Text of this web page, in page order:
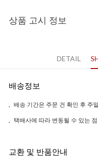
상품 고시 정보
DETAIL
배송정보
배송 기간은 주문 건 확인 후 주
택배사에 따라 변동될 수 있는
교환 및 반품안내